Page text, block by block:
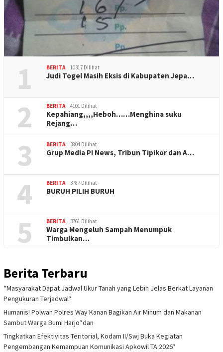
1 BERITA 10317 Dilihat
Judi Togel Masih Eksis di Kabupaten Jepa…
2 BERITA 4101 Dilihat
Kepahiang,,,,Heboh……Menghina suku
Rejang…
3 BERITA 3804 Dilihat
Grup Media PI News, Tribun Tipikor dan A…
4 BERITA 3787 Dilihat
BURUH PILIH BURUH
5 BERITA 3761 Dilihat
Warga Mengeluh Sampah Menumpuk
Timbulkan…
Berita Terbaru
*Masyarakat Dapat Jadwal Ukur Tanah yang Lebih Jelas Berkat Layanan
Pengukuran Terjadwal*
Humanis! Polwan Polres Way Kanan Bagikan Air Minum dan Makanan
Sambut Warga Bumi Harjo*dan
Tingkatkan Efektivitas Teritorial, Kodam II/Swj Buka Kegiatan
Pengembangan Kemampuan Komunikasi Apkowil TA 2026*